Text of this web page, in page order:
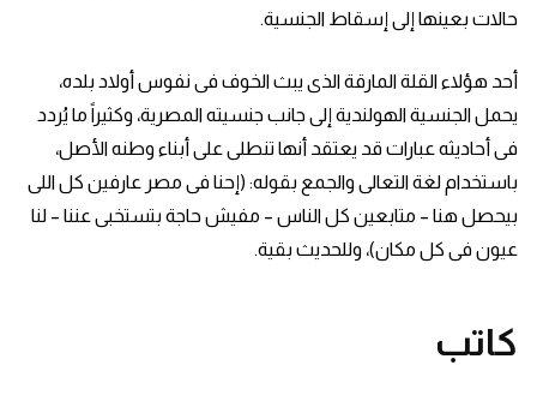
حالات بعينها إلى إسقاط الجنسية.
أحد هؤلاء القلة المارقة الذى يبث الخوف فى نفوس أولاد بلده،
يحمل الجنسية الهولندية إلى جانب جنسيته المصرية، وكثيراً ما يُردد
فى أحاديثه عبارات قد يعتقد أنها تنطلى على أبناء وطنه الأصل،
باستخدام لغة التعالى والجمع بقوله: (إحنا فى مصر عارفين كل اللى
بيحصل هنا – متابعين كل الناس – مفيش حاجة بتستخبى عننا – لنا
عيون فى كل مكان)، وللحديث بقية.
كاتب